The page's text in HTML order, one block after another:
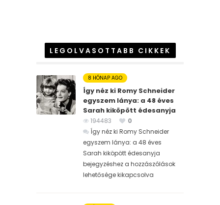
LEGOLVASOTTABB CIKKEK
8 HÓNAP AGO
Így néz ki Romy Schneider
egyszem lánya: a 48 éves
Sarah kiköpött édesanyja
194483
0
Így néz ki Romy Schneider
egyszem lánya: a 48 éves
Sarah kiköpött édesanyja
bejegyzéshez a hozzászólások
lehetősége kikapcsolva